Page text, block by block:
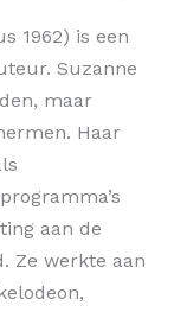
1962) is een
Suzanne
maar
Haar
aan de
Ze werkte aan